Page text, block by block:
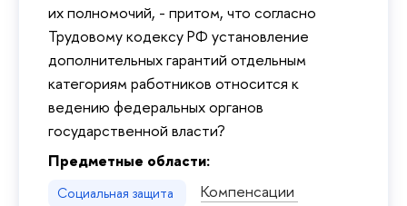
их полномочий, - притом, что согласно
Трудовому кодексу РФ установление
дополнительных гарантий отдельным
категориям работников относится к
ведению федеральных органов
государственной власти?
Предметные области:
Социальная защита Компенсации